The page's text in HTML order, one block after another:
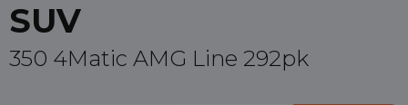
SUV
350 4Matic AMG Line 292pk